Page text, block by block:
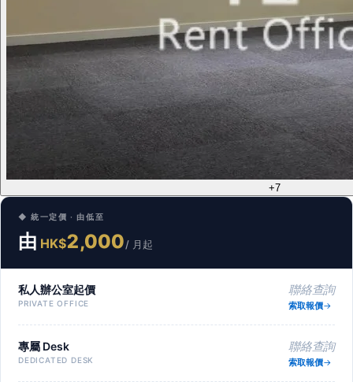
+7
◆ 統一定價 · 由低至
由 HK$2,000/ 月起
私人辦公室起價
PRIVATE OFFICE
聯絡查詢
索取報價
專屬 Desk
DEDICATED DESK
聯絡查詢
索取報價